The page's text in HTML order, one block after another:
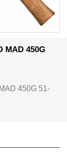
MAD 450G
450G 51-